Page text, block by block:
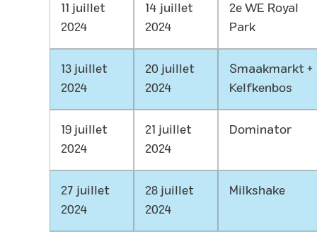
11 juillet
2024
14 juillet
2024
2e WE Royal
Park
13 juillet
2024
20 juillet
2024
Smaakmarkt +
Kelfkenbos
19 juillet
2024
21 juillet
2024
Dominator
27 juillet
2024
28 juillet
2024
Milkshake